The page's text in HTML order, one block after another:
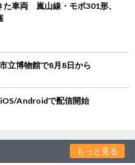
た車両 嵐山線・モボ301形、
立博物館で8月8日から
Androidで配信開始
もっと見る